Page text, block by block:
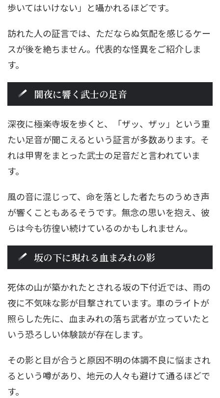
歩いてはいけない」と囁かれるほどです。
訪れた人の証言では、ただならぬ気配を感じるケー
スが後を絶ちません。代表的な怪異をご紹介しま
す。
闇夜に響く武士の足音
深夜に極楽寺坂を歩くと、「ザッ、ザッ」という重
たい足音が聞こえるという証言が多数あります。そ
れは甲冑をまとった武士の足音だと言われていま
す。
風の音に混じって、命を落とした者たちのうめき声
が響くこともあるそうです。無念の思いを抱え、彼
らは今も彷徨い続けているのかもしれません。
坂の下に現れる血まみれの影
死体の山が築かれたとされる坂の下付近では、雨の
夜に不気味な影が目撃されています。車のライトが
照らした先に、血まみれの落ち武者が立っていたと
いう恐ろしい体験談が存在します。
その影と目が合うと原因不明の体調不良に悩まされ
るという噂があり、地元の人々も避けて通るほどで
す。